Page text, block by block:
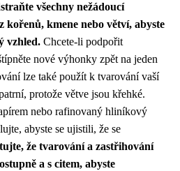
všechny nežádoucí
kmene nebo větví, abyste
vzhled. Chcete-li podpořit
nové výhonky zpět na jeden
lze také použít k tvarování vaší
protože větve jsou křehké.
nebo rafinovaný hliníkový
abyste se ujistili, že se
že tvarování a zastřihování
a s citem, abyste